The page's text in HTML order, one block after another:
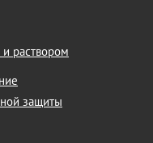
раствором
защиты